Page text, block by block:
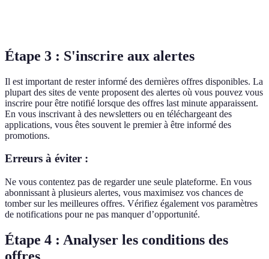
Étape 3 : S'inscrire aux alertes
Il est important de rester informé des dernières offres disponibles. La
plupart des sites de vente proposent des alertes où vous pouvez vous
inscrire pour être notifié lorsque des offres last minute apparaissent.
En vous inscrivant à des newsletters ou en téléchargeant des
applications, vous êtes souvent le premier à être informé des
promotions.
Erreurs à éviter :
Ne vous contentez pas de regarder une seule plateforme. En vous
abonnissant à plusieurs alertes, vous maximisez vos chances de
tomber sur les meilleures offres. Vérifiez également vos paramètres
de notifications pour ne pas manquer d’opportunité.
Étape 4 : Analyser les conditions des